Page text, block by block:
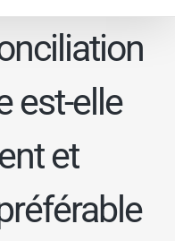
est-elle
et